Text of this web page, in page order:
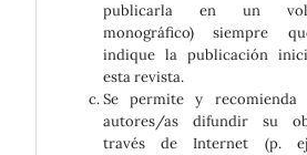
publicarla en un
monográfico) siempre
indique la publicación
esta revista.
Se permite y
autores/as difundir su
través de Internet (p.